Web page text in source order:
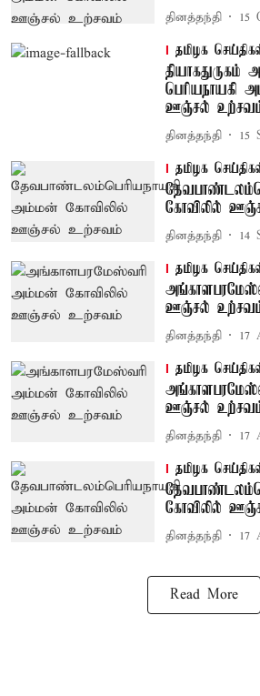
தினத்தந்தி 15
தமிழக
தியாகதுருகம்
பெரியநாயகி
ஊஞ்சல்
தினத்தந்தி 15
தமிழக
கோவிலில்
தினத்தந்தி 14
தமிழக
ஊஞ்சல்
தினத்தந்தி 17
தமிழக
ஊஞ்சல்
தினத்தந்தி 17
தமிழக
கோவிலில்
தினத்தந்தி 17
Read More